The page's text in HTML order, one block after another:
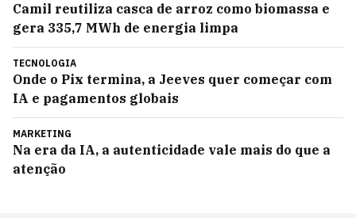
Camil reutiliza casca de arroz como biomassa e
gera 335,7 MWh de energia limpa
TECNOLOGIA
Onde o Pix termina, a Jeeves quer começar com
IA e pagamentos globais
MARKETING
Na era da IA, a autenticidade vale mais do que a
atenção